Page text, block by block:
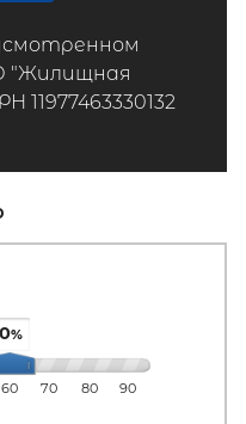
"Жилищная
11977463330132